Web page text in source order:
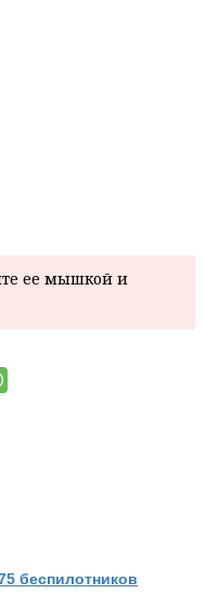
ее мышкой и
беспилотников